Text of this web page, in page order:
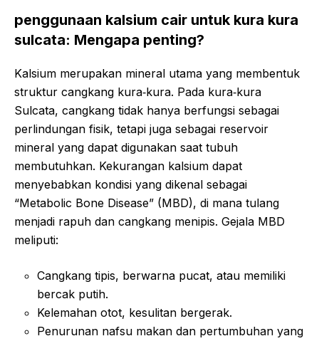
penggunaan kalsium cair untuk kura kura
sulcata: Mengapa penting?
Kalsium merupakan mineral utama yang membentuk
struktur cangkang kura‑kura. Pada kura‑kura
Sulcata, cangkang tidak hanya berfungsi sebagai
perlindungan fisik, tetapi juga sebagai reservoir
mineral yang dapat digunakan saat tubuh
membutuhkan. Kekurangan kalsium dapat
menyebabkan kondisi yang dikenal sebagai
“Metabolic Bone Disease” (MBD), di mana tulang
menjadi rapuh dan cangkang menipis. Gejala MBD
meliputi:
Cangkang tipis, berwarna pucat, atau memiliki
bercak putih.
Kelemahan otot, kesulitan bergerak.
Penurunan nafsu makan dan pertumbuhan yang